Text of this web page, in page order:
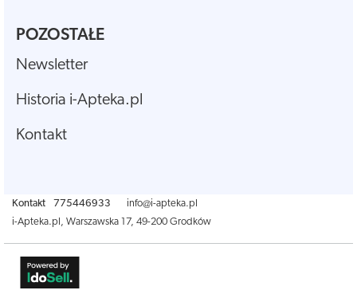
POZOSTAŁE
Newsletter
Historia i-Apteka.pl
Kontakt
Kontakt 775446933
info@i-apteka.pl
i-Apteka.pl , Warszawska 17, 49-200 Grodków